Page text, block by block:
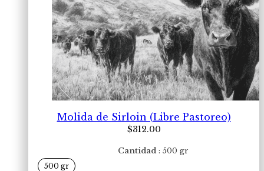
Molida de Sirloin (Libre Pastoreo)
$312.00
Cantidad 500 gr
500 gr